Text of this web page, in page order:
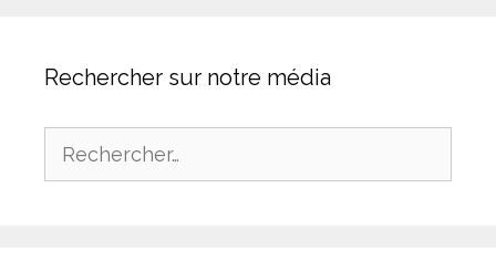
Rechercher sur notre média